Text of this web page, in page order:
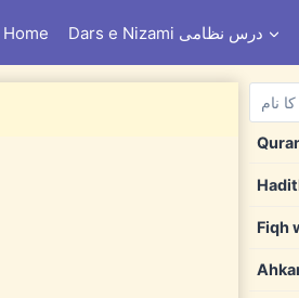
Home Dars e Nizami درس نظامی